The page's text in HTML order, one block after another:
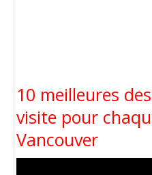
10 meilleures
visite pour
Vancouver